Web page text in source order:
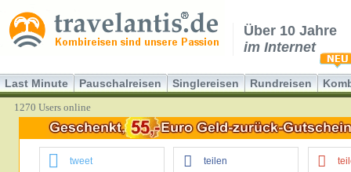
Über 10 Jahre
im Internet
Last Minute Pauschalreisen Singlereisen Rundreisen
1270 Users online
tweet teilen